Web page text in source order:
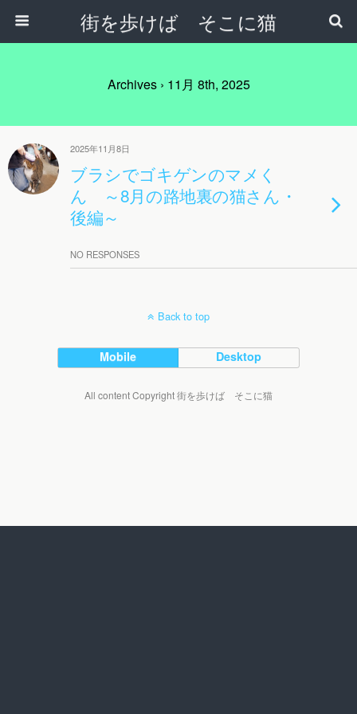
街を歩けば そこに猫
Archives › 11月 8th, 2025
2025年11月8日
ブラシでゴキゲンのマメく
ん ～8月の路地裏の猫さん・
後編～
NO RESPONSES
Back to top
Mobile Desktop
All content Copyright 街を歩けば そこに猫